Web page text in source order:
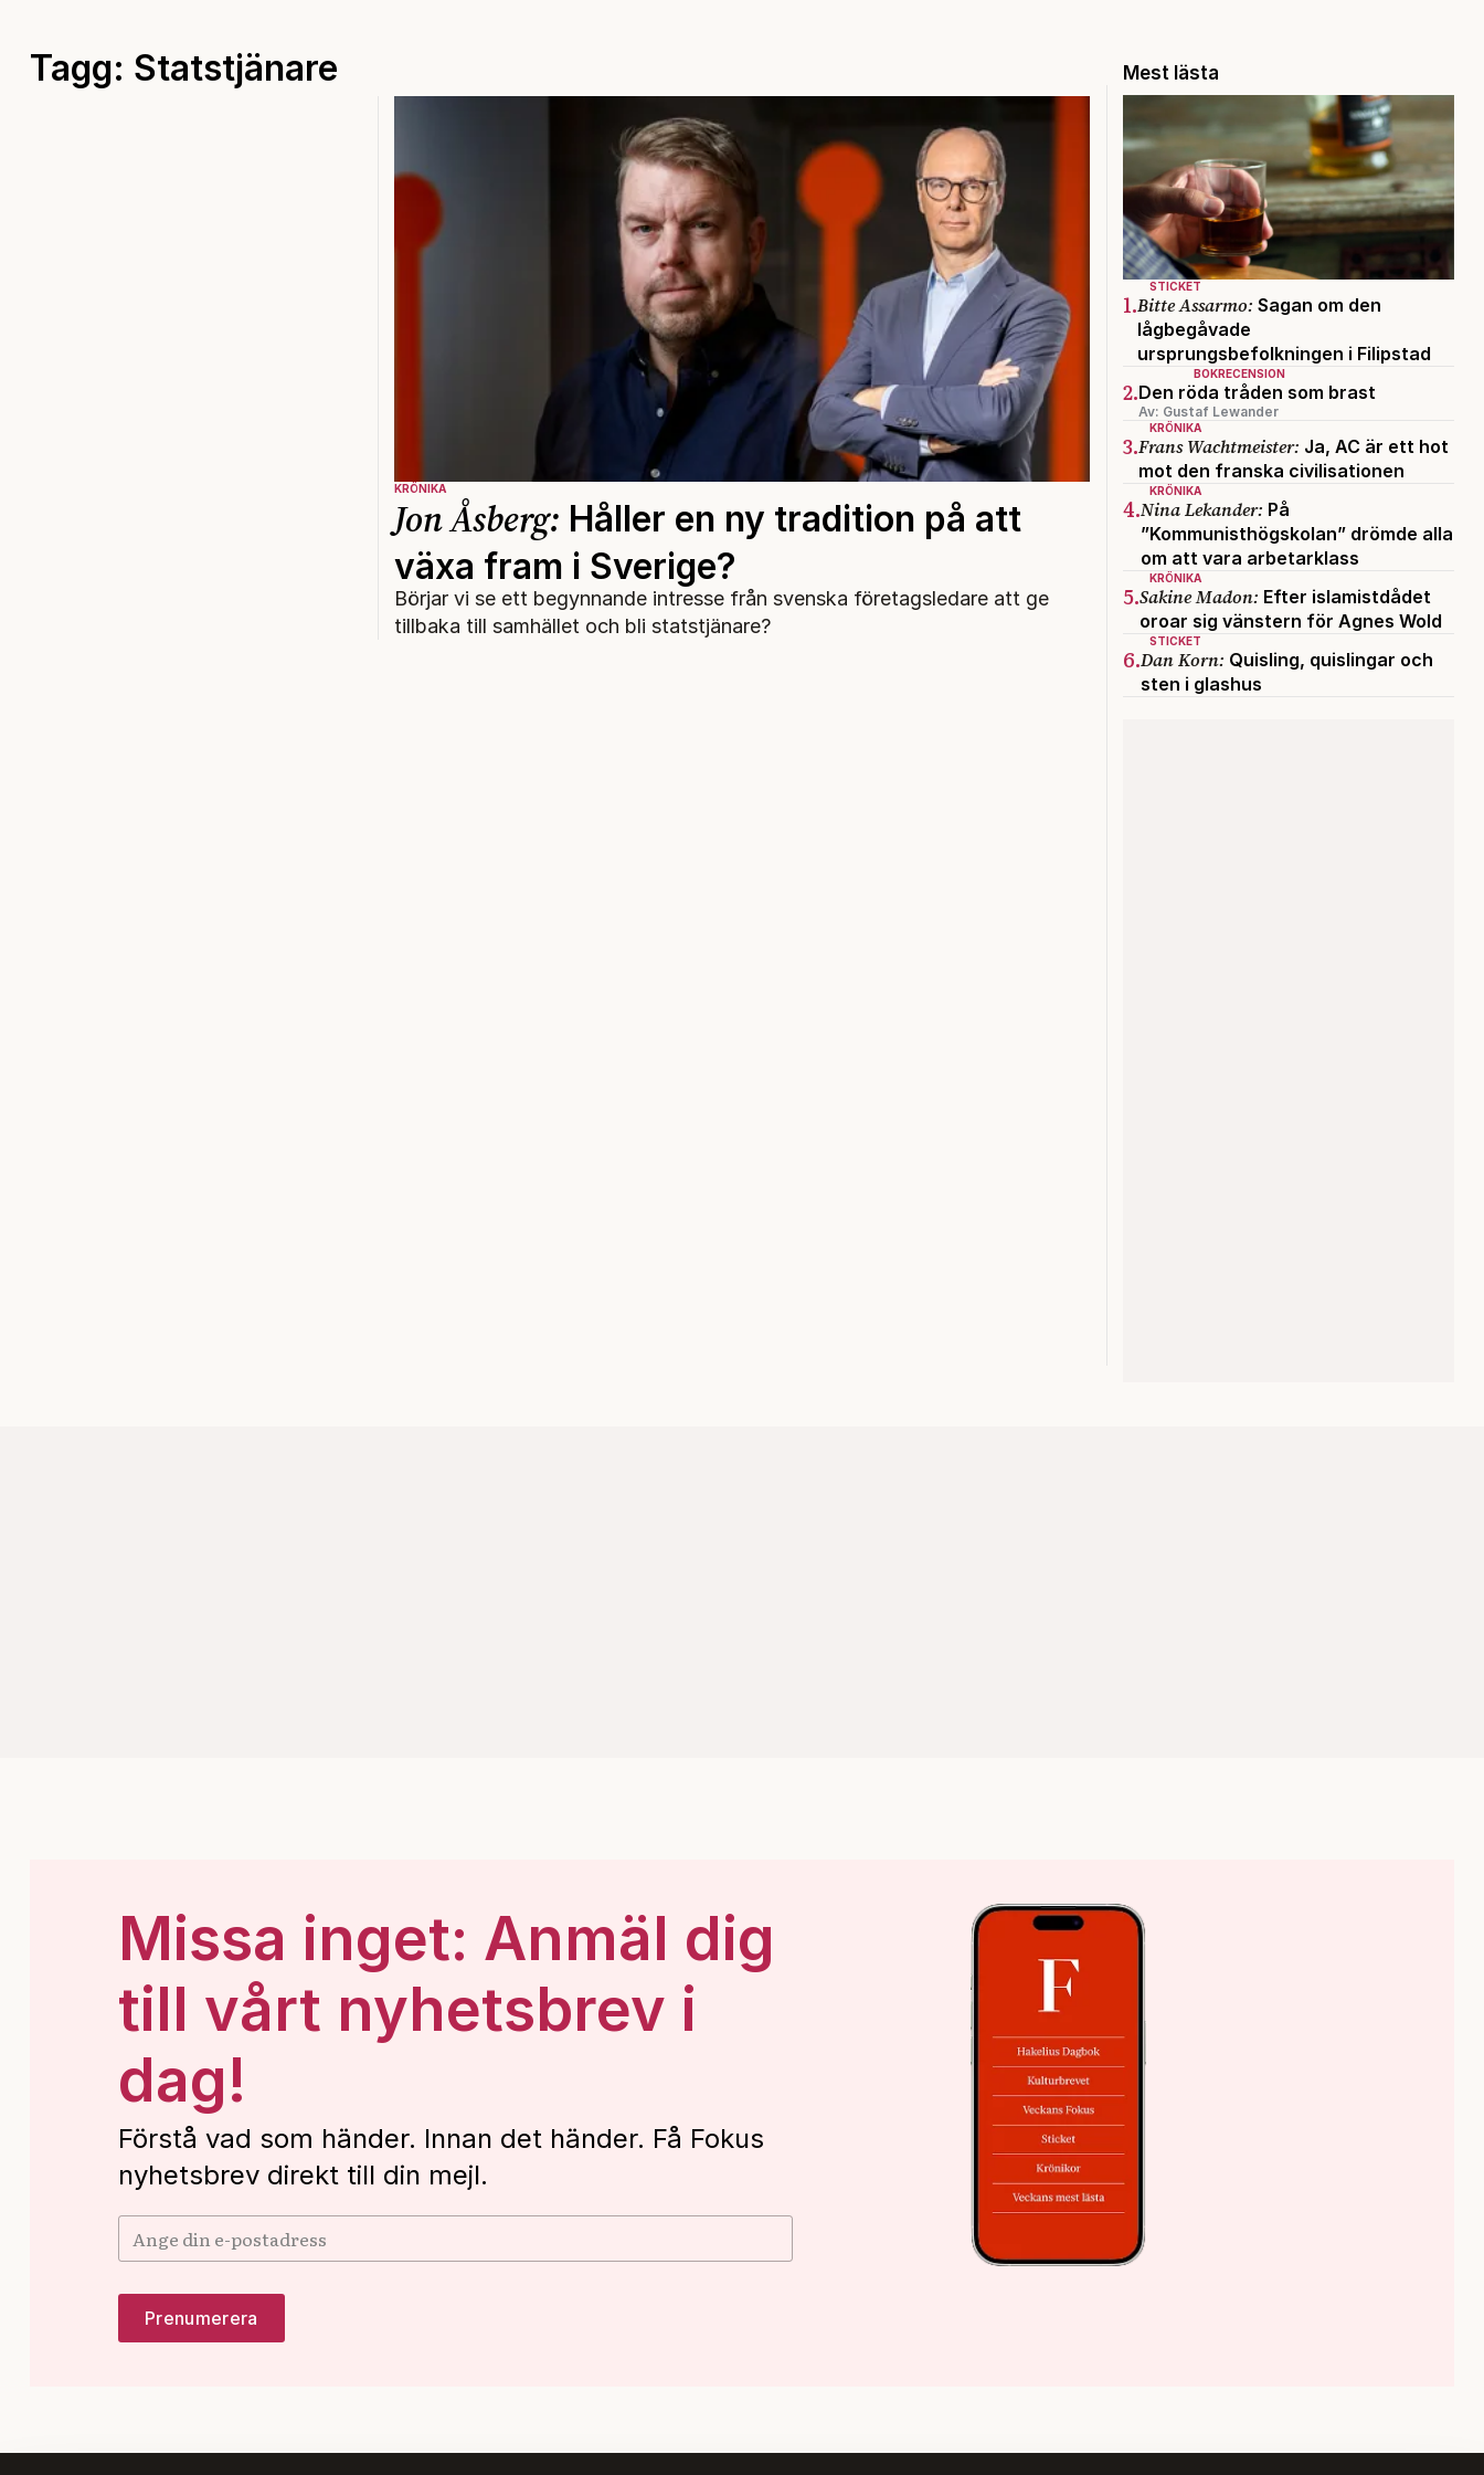
Tagg: Statstjänare
KRÖNIKA
Jon Åsberg: Håller en ny tradition på att
växa fram i Sverige?
Börjar vi se ett begynnande intresse från svenska företagsledare att ge
tillbaka till samhället och bli statstjänare?
Mest lästa
STICKET
1.Bitte Assarmo: Sagan om den
lågbegåvade
ursprungsbefolkningen i Filipstad
BOKRECENSION
2.Den röda tråden som brast
Av: Gustaf Lewander
KRÖNIKA
3.Frans Wachtmeister: Ja, AC är ett hot
mot den franska civilisationen
KRÖNIKA
4.Nina Lekander: På
”Kommunisthögskolan” drömde alla
om att vara arbetarklass
KRÖNIKA
5.Sakine Madon: Efter islamistdådet
oroar sig vänstern för Agnes Wold
STICKET
6.Dan Korn: Quisling, quislingar och
sten i glashus
Missa inget: Anmäl dig
till vårt nyhetsbrev i
dag!
Förstå vad som händer. Innan det händer. Få Fokus
nyhetsbrev direkt till din mejl.